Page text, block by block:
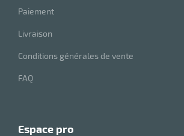
Paiement
Livraison
Conditions générales de vente
FAQ
espace pro